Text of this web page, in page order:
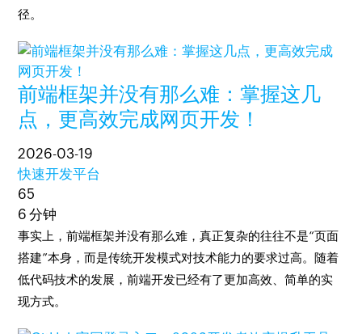
径。
前端框架并没有那么难：掌握这几
点，更高效完成网页开发！
2026-03-19
快速开发平台
65
6 分钟
事实上，前端框架并没有那么难，真正复杂的往往不是“页面
搭建”本身，而是传统开发模式对技术能力的要求过高。随着
低代码技术的发展，前端开发已经有了更加高效、简单的实
现方式。